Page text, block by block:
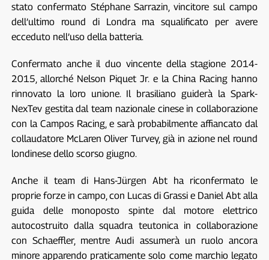
stato confermato Stéphane Sarrazin, vincitore sul campo
dell’ultimo round di Londra ma squalificato per avere
ecceduto nell’uso della batteria.
Confermato anche il duo vincente della stagione 2014-
2015, allorché Nelson Piquet Jr. e la China Racing hanno
rinnovato la loro unione. Il brasiliano guiderà la Spark-
NexTev gestita dal team nazionale cinese in collaborazione
con la Campos Racing, e sarà probabilmente affiancato dal
collaudatore McLaren Oliver Turvey, già in azione nel round
londinese dello scorso giugno.
Anche il team di Hans-Jürgen Abt ha riconfermato le
proprie forze in campo, con Lucas di Grassi e Daniel Abt alla
guida delle monoposto spinte dal motore elettrico
autocostruito dalla squadra teutonica in collaborazione
con Schaeffler, mentre Audi assumerà un ruolo ancora
minore apparendo praticamente solo come marchio legato